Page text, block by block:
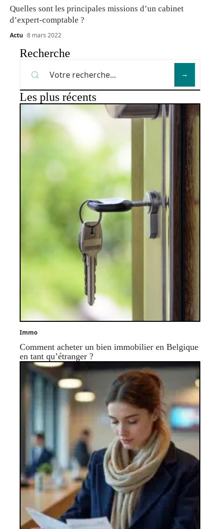
Quelles sont les principales missions d’un cabinet
d’expert-comptable ?
Actu 8 mars 2022
Recherche
Les plus récents
Immo
Comment acheter un bien immobilier en Belgique
en tant qu’étranger ?